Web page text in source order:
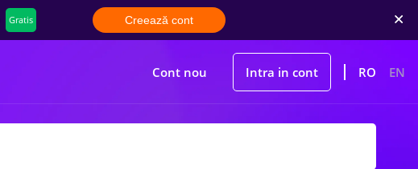
Gratis Creează cont
Cont nou Intra in cont RO EN